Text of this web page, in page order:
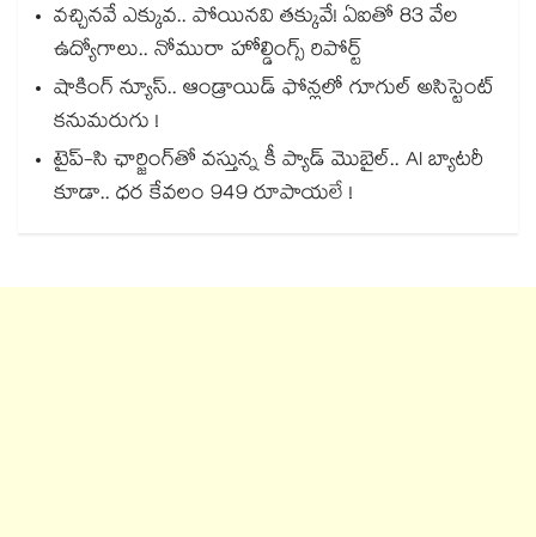
వచ్చినవే ఎక్కువ.. పోయినవి తక్కువే! ఏఐతో 83 వేల
ఉద్యోగాలు.. నోమురా హోల్డింగ్స్ రిపోర్ట్
షాకింగ్ న్యూస్.. ఆండ్రాయిడ్ ఫోన్లలో గూగుల్ అసిస్టెంట్
కనుమరుగు !
టైప్-సి ఛార్జింగ్⁪తో వస్తున్న కీ ప్యాడ్ మొబైల్.. AI బ్యాటరీ
కూడా.. ధర కేవలం 949 రూపాయలే !